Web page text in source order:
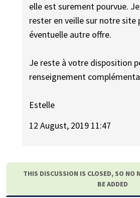
elle est surement pourvue.
rester en veille sur notre site
éventuelle autre offre.
Je reste à votre disposition
renseignement
Estelle
12 August, 2019 11:47
THIS DISCUSSION IS CLOSED, SO NO
BE ADDED